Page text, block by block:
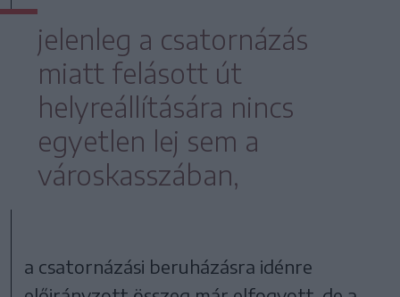
jelenleg a csatornázás
miatt felásott út
helyreállítására nincs
egyetlen lej sem a
városkasszában,
a csatornázási beruházásra idénre